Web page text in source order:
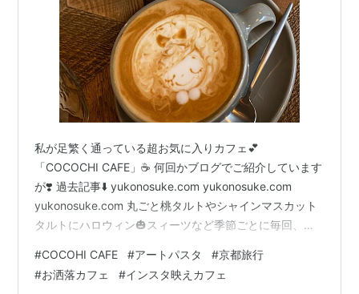
私が足繁く通っている超お気に入りカフェ💕
「COCOCHI CAFE」☕️ 何回かブログでご紹介しています
が❣️ 過去記事⬇️ yukonosuke.com yukonosuke.com
yukonosuke.com 丸ごと桃タルトやシャインマスカット
タルトにハロウィン🎃スィーツなど季節ごとに毎回、他
は、今月１１月限定の可愛らしい「アートパスタ」を食
べに行きました💚 以前は予約制だったのですが、現在は
#COCOHI CAFE #アートパスタ #京都旅行
#お洒落カフェ #インスタ映えカフェ